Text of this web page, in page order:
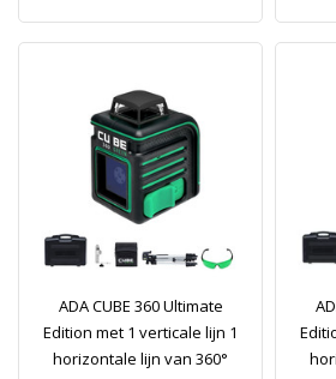
ADA CUBE 360 Ultimate
Edition met 1 verticale lijn 1
horizontale lijn van 360°